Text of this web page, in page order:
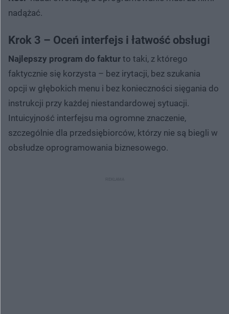
nadążać.
Krok 3 – Oceń interfejs i łatwość obsługi
Najlepszy program do faktur to taki, z którego
faktycznie się korzysta – bez irytacji, bez szukania
opcji w głębokich menu i bez konieczności sięgania do
instrukcji przy każdej niestandardowej sytuacji.
Intuicyjność interfejsu ma ogromne znaczenie,
szczególnie dla przedsiębiorców, którzy nie są biegli w
obsłudze oprogramowania biznesowego.